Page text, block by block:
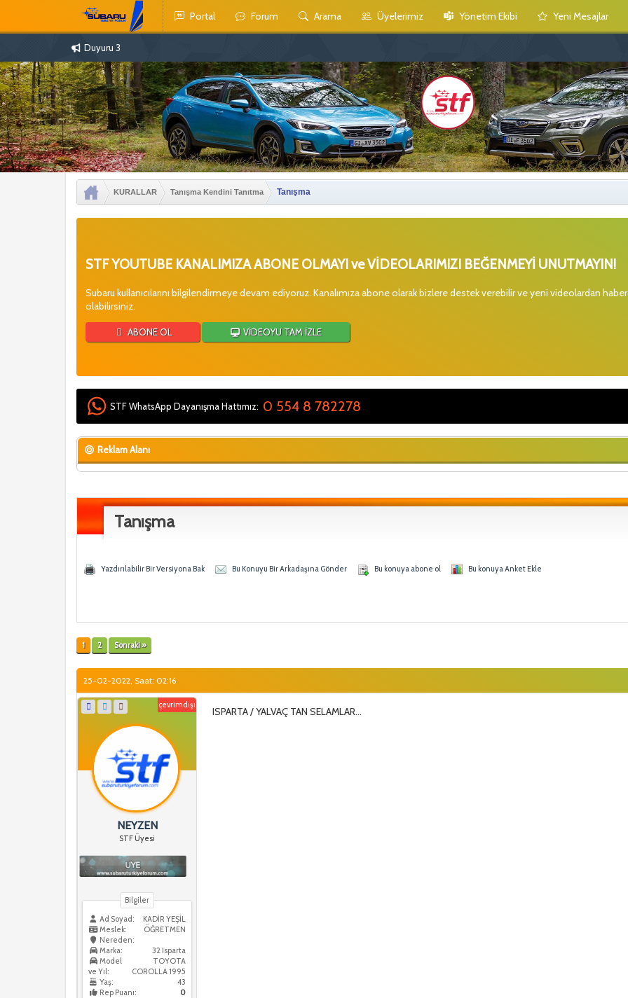
Portal Forum Arama Üyelerimiz Yönetim Ekibi Yeni Mesajlar
Duyuru 3
KURALLAR Tanışma Kendini Tanıtma Tanışma
STF YOUTUBE KANALIMIZA ABONE OLMAYI ve VİDEOLARIMIZI BEĞENMEYİ UNUTMAYIN!
Subaru kullanıcılarını bilgilendirmeye devam ediyoruz. Kanalımıza abone olarak bizlere destek verebilir ve yeni videolardan
olabilirsiniz.
ABONE OL VİDEOYU TAM İZLE
STF WhatsApp Dayanışma Hattımız: 0 554 8 782278
Reklam Alanı
Tanışma
Yazdırılabilir Bir Versiyona Bak Bu Konuyu Bir Arkadaşına Gönder Bu konuya abone ol Bu konuya Anket Ekle
1 2 Sonraki »
25-02-2022, Saat: 02:16
çevrimdışı
NEYZEN
STF Üyesi
Bilgiler
Ad Soyad:
KADİR YEŞİL
Meslek:
ÖĞRETMEN
Nereden:
32 Isparta
Marka:
TOYOTA
Model
ve Yıl:
COROLLA 1995
Yaş:
43
Rep Puanı:
0
ISPARTA / YALVAÇ TAN SELAMLAR...